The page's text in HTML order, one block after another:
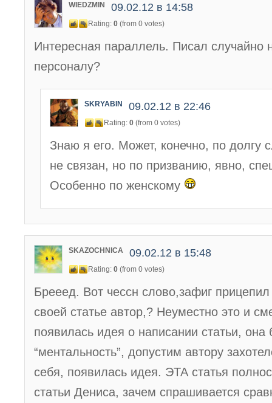
WIEDZMIN 09.02.12 в 14:58
Rating: 0 (from 0 votes)
Интересная параллель. Писал случайно
персоналу?
SKRYABIN 09.02.12 в 22:46
Rating: 0 (from 0 votes)
Знаю я его. Может, конечно, по долгу
не связан, но по призванию, явно,
Особенно по женскому
SKAZOCHNICA 09.02.12 в 15:48
Rating: 0 (from 0 votes)
Брееед. Вот чессн слово,зафиг прицепил
своей статье автор,? Неуместно это и
появилась идея о написании статьи, она
“ментальность”, допустим автору
себя, появилась идея. ЭТА статья
статьи Дениса, зачем спрашивается